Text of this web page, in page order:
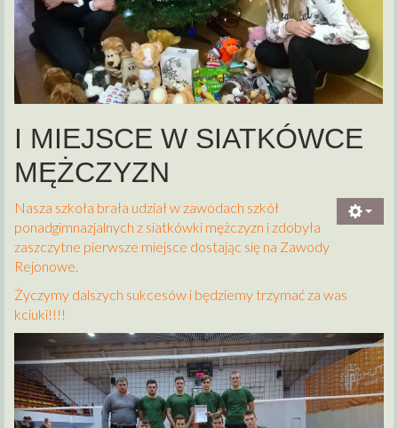
I MIEJSCE W SIATKÓWCE
MĘŻCZYZN
Nasza szkoła brała udział w zawodach szkół
ponadgimnazjalnych z siatkówki mężczyzn i zdobyła
zaszczytne pierwsze miejsce dostając się na Zawody
Rejonowe.
Życzymy dalszych sukcesów i będziemy trzymać za was
kciuki!!!!